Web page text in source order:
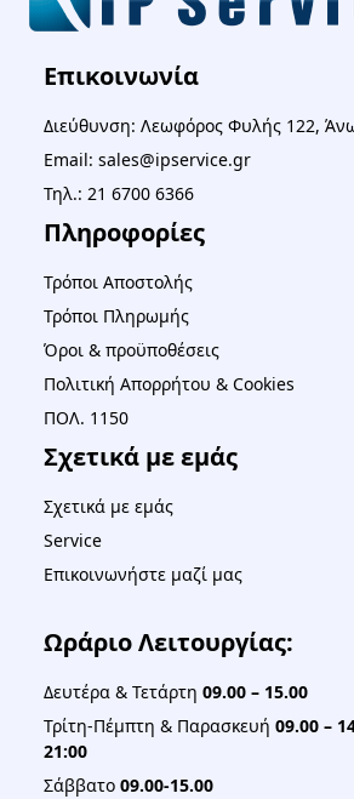
Επικοινωνία
Διεύθυνση: Λεωφόρος Φυλής 122,
Email: sales@ipservice.gr
Τηλ.: 21 6700 6366
Πληροφορίες
Τρόποι Αποστολής
Τρόποι Πληρωμής
Όροι & προϋποθέσεις
Πολιτική Απορρήτου & Cookies
ΠΟΛ. 1150
Σχετικά με εμάς
Σχετικά με εμάς
Service
Επικοινωνήστε μαζί μας
Ωράριο Λειτουργίας:
Δευτέρα & Τετάρτη 09.00 – 15.00
Τρίτη-Πέμπτη & Παρασκευή 09.00 –
21:00
Σάββατο 09.00-15.00